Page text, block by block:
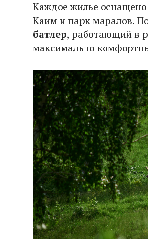
Каждое жилье оснащено
Каим и парк маралов.
батлер, работающий в
максимально